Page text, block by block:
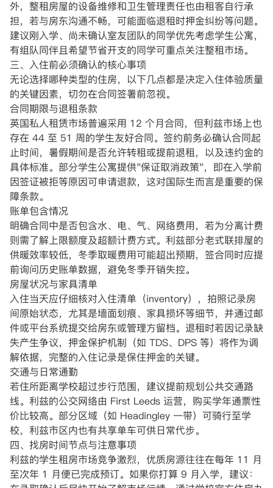
外，整租房屋的设备维修和卫生管理责任也由租客自行承
担，若与房东沟通不畅，可能面临退租时押金纠纷等问题。
建议刚入学、尚未确认室友团队的同学优先考虑学生公寓，
有组队同伴且希望节省开支的同学可重点关注整租市场。
三、入住前必须确认的核心事项
无论选择哪种类型的住房，以下几点都是决定入住体验质量
的关键因素，切勿在合同签署前忽视。
合同期限与退租条款
英国私人租赁市场普遍采用 12 个月合同，但利兹市场上也
存在 44 至 51 周的学生友好合同。签约前务必确认合同起
止时间，暑假期间是否允许转租或提前退租，以及违约金的
具体标准。部分学生公寓提供"保证取消政策"，即在入学前
因签证被拒等原因可申请退款，这对国际生而言是重要的保
障条款。
账单包含情况
明确合同中是否包含水、电、气、网络费用，若为分离计费
则需了解上限额度及超额计费方式。利兹部分老式联排屋的
供暖效率较低，冬季取暖费用可能超出预期，签合同时应提
前询问历史账单数据，避免冬季开销失控。
房屋状况与家具清单
入住当天应仔细核对入住清单（inventory），拍照记录房
间原始状态，尤其是墙面划痕、家具损坏等细节，并通过邮
件或平台系统提交给房东或管理方留档。退租时若因记录缺
失产生争议，押金保护机制（如 TDS、DPS 等）将作为调
解依据，完整的入住记录是保住押金的关键。
交通与日常通勤
若住所距离学校超过步行范围，建议提前规划公共交通路
线。利兹的公交网络由 First Leeds 运营，购买学年通票性
价比较高。部分区域（如 Headingley 一带）可骑行至学
校，利兹市区内也有共享单车可供日常代步。
四、找房时间节点与注意事项
利兹的学生租房市场竞争激烈，优质房源往往在每年 11 月
至次年 1 月便已完成预订。如果你打算 9 月入学，建议：